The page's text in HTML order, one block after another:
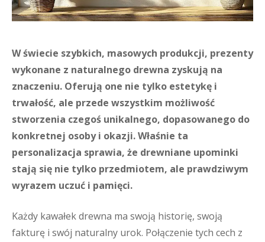
W świecie szybkich, masowych produkcji, prezenty
wykonane z naturalnego drewna zyskują na
znaczeniu. Oferują one nie tylko estetykę i
trwałość, ale przede wszystkim możliwość
stworzenia czegoś unikalnego, dopasowanego do
konkretnej osoby i okazji. Właśnie ta
personalizacja sprawia, że drewniane upominki
stają się nie tylko przedmiotem, ale prawdziwym
wyrazem uczuć i pamięci.
Każdy kawałek drewna ma swoją historię, swoją
fakturę i swój naturalny urok. Połączenie tych cech z